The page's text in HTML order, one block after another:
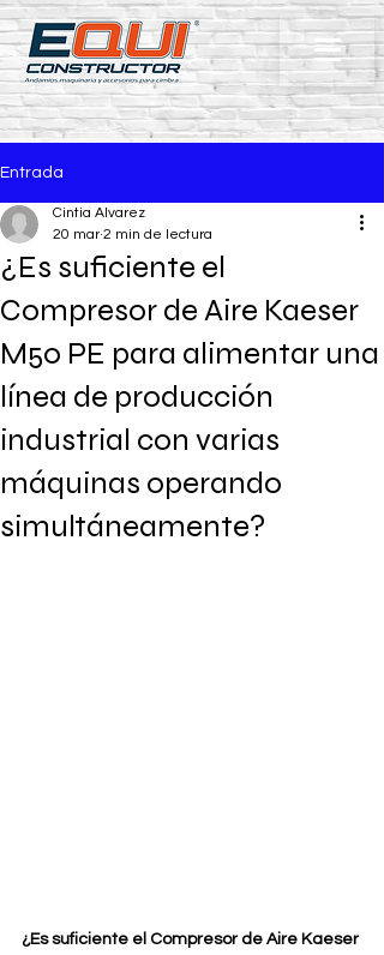
Entrada
¿Es suficiente el
Compresor de Aire Kaeser
M50 PE para alimentar una
línea de producción
industrial con varias
máquinas operando
simultáneamente?
Cintia Alvarez
20 mar 2 min de lectura
¿Es suficiente el Compresor de Aire Kaeser